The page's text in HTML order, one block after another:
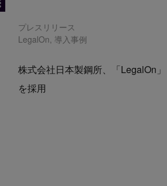
プレスリリース
LegalOn 導入事例
株式会社日本製鋼所、「LegalOn」
を採用